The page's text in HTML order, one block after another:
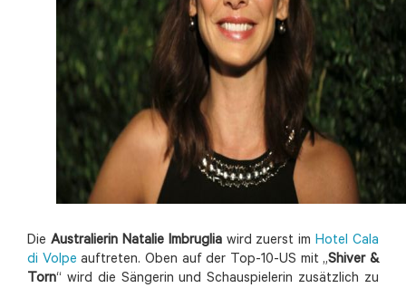
Die Australierin Natalie Imbrugliawird zuerst imHotel Cala
di Volpe auftreten. Oben auf der Top-10-US mit „Shiver &
Torn“ wird die Sängerin und Schauspielerin zusätzlich zu